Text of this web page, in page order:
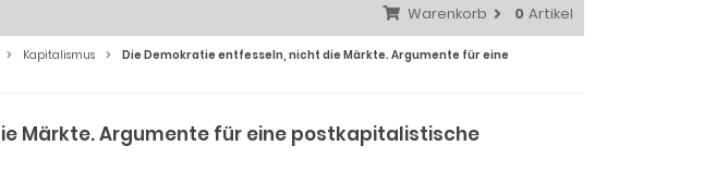
Warenkorb 0 Artikel
Kapitalismus
Die Demokratie entfesseln, nicht die Märkte. Argumente für eine
Märkte. Argumente für eine postkapitalistische